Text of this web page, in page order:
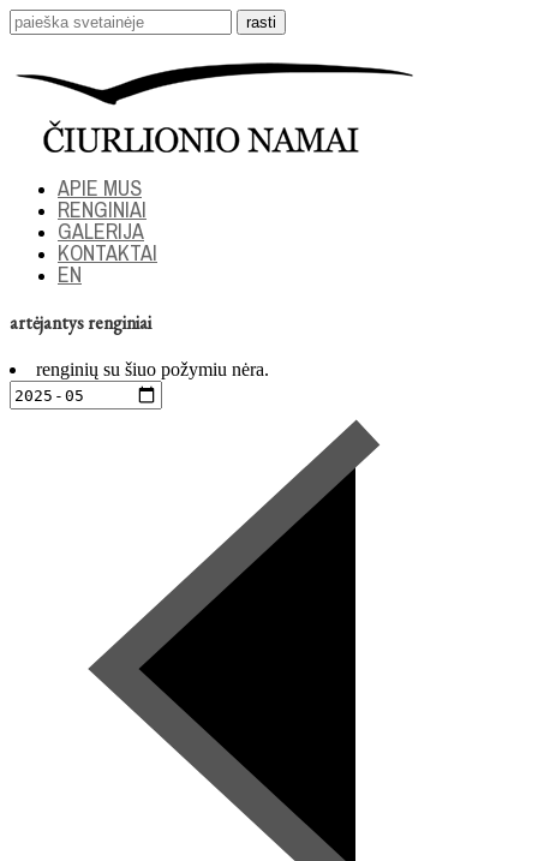
APIE MUS
RENGINIAI
GALERIJA
KONTAKTAI
EN
artėjantys renginiai
renginių su šiuo požymiu nėra.